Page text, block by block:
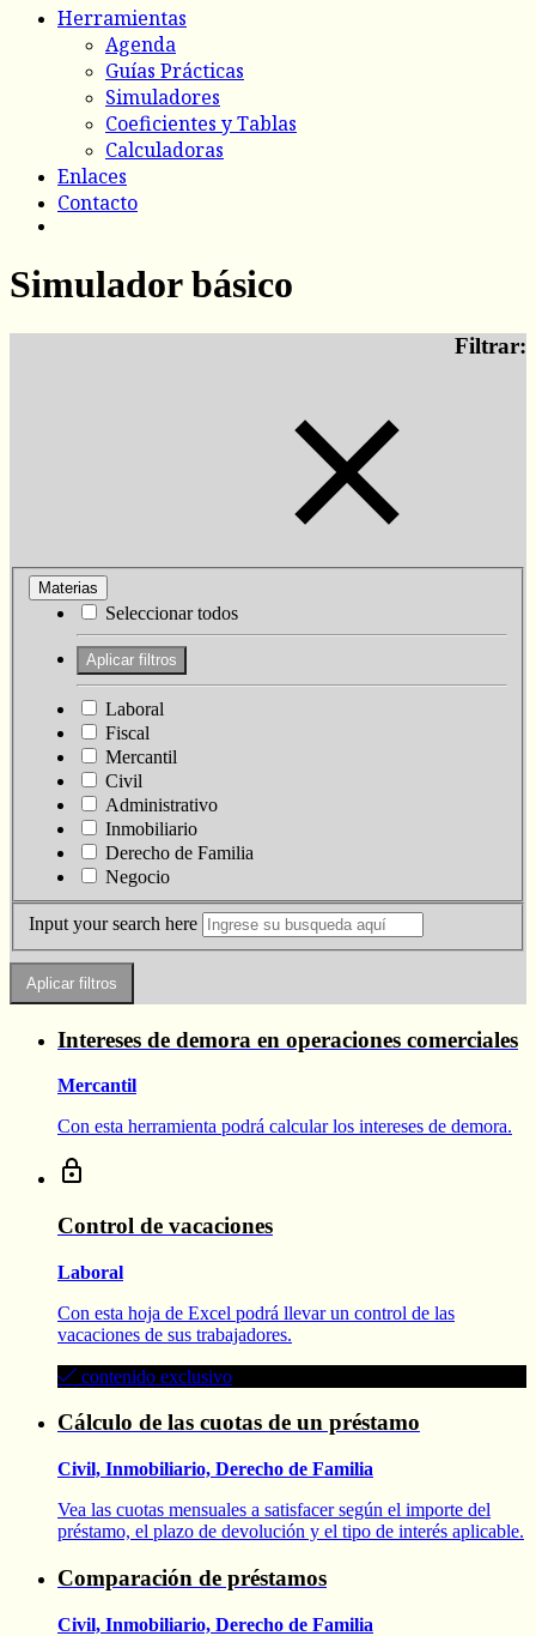
Herramientas
Agenda
Guías Prácticas
Simuladores
Coeficientes y Tablas
Calculadoras
Enlaces
Contacto
Simulador básico
Filtrar:
Materias
Seleccionar todos
Laboral
Fiscal
Mercantil
Civil
Administrativo
Inmobiliario
Derecho de Familia
Negocio
Input your search here
Intereses de demora en operaciones comerciales
Mercantil
Con esta herramienta podrá calcular los intereses de demora.
Control de vacaciones
Laboral
Con esta hoja de Excel podrá llevar un control de las
vacaciones de sus trabajadores.
contenido exclusivo
Cálculo de las cuotas de un préstamo
Civil, Inmobiliario, Derecho de Familia
Vea las cuotas mensuales a satisfacer según el importe del
préstamo, el plazo de devolución y el tipo de interés aplicable.
Comparación de préstamos
Civil, Inmobiliario, Derecho de Familia